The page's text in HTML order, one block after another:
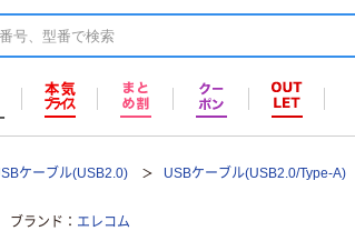
ケーブル(USB2.0) USBケーブル(USB2.0/Type-A)
ブランド エレコム